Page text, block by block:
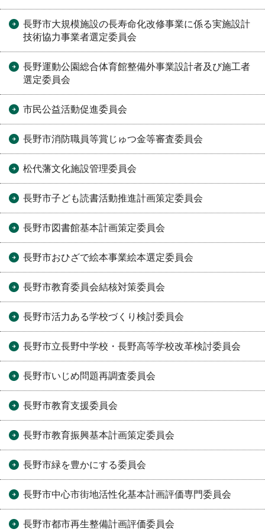
長野市大規模施設の長寿命化改修事業に係る実施設計
技術協力事業者選定委員会
長野運動公園総合体育館整備外事業設計者及び施工者
選定委員会
市民公益活動促進委員会
長野市消防職員等賞じゅつ金等審査委員会
松代藩文化施設管理委員会
長野市子ども読書活動推進計画策定委員会
長野市図書館基本計画策定委員会
長野市おひざで絵本事業絵本選定委員会
長野市教育委員会結核対策委員会
長野市活力ある学校づくり検討委員会
長野市立長野中学校・長野高等学校改革検討委員会
長野市いじめ問題再調査委員会
長野市教育支援委員会
長野市教育振興基本計画策定委員会
長野市緑を豊かにする委員会
長野市中心市街地活性化基本計画評価専門委員会
長野市都市再生整備計画評価委員会